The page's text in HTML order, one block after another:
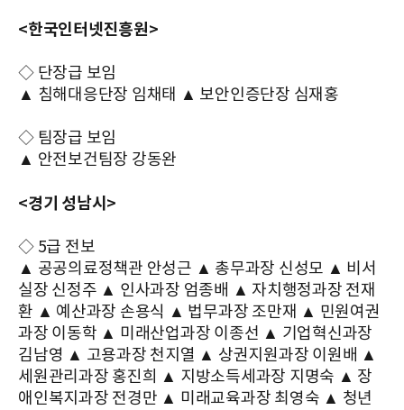
<한국인터넷진흥원>
◇ 단장급 보임
▲ 침해대응단장 임채태 ▲ 보안인증단장 심재홍
◇ 팀장급 보임
▲ 안전보건팀장 강동완
<경기 성남시>
◇ 5급 전보
▲ 공공의료정책관 안성근 ▲ 총무과장 신성모 ▲ 비서
실장 신정주 ▲ 인사과장 엄종배 ▲ 자치행정과장 전재
환 ▲ 예산과장 손용식 ▲ 법무과장 조만재 ▲ 민원여권
과장 이동학 ▲ 미래산업과장 이종선 ▲ 기업혁신과장
김남영 ▲ 고용과장 천지열 ▲ 상권지원과장 이원배 ▲
세원관리과장 홍진희 ▲ 지방소득세과장 지명숙 ▲ 장
애인복지과장 전경만 ▲ 미래교육과장 최영숙 ▲ 청년